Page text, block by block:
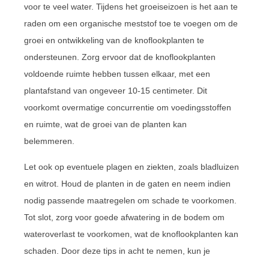
voor te veel water. Tijdens het groeiseizoen is het aan te
raden om een organische meststof toe te voegen om de
groei en ontwikkeling van de knoflookplanten te
ondersteunen. Zorg ervoor dat de knoflookplanten
voldoende ruimte hebben tussen elkaar, met een
plantafstand van ongeveer 10-15 centimeter. Dit
voorkomt overmatige concurrentie om voedingsstoffen
en ruimte, wat de groei van de planten kan
belemmeren.
Let ook op eventuele plagen en ziekten, zoals bladluizen
en witrot. Houd de planten in de gaten en neem indien
nodig passende maatregelen om schade te voorkomen.
Tot slot, zorg voor goede afwatering in de bodem om
wateroverlast te voorkomen, wat de knoflookplanten kan
schaden. Door deze tips in acht te nemen, kun je